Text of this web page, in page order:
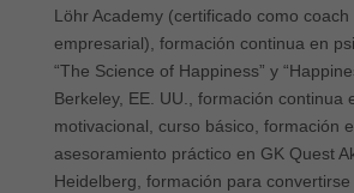
Löhr Academy (certificado como
empresarial), formación continua en
“The Science of Happiness” y
Berkeley, EE. UU., formación continua
motivacional, curso básico, formación
asesoramiento práctico en GK Quest
Heidelberg, formación para